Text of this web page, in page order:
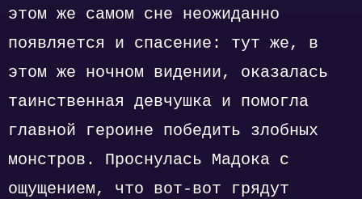
этом же самом сне неожиданно
появляется и спасение: тут же, в
этом же ночном видении, оказалась
таинственная девчушка и помогла
главной героине победить злобных
монстров. Проснулась Мадока с
ощущением, что вот-вот грядут